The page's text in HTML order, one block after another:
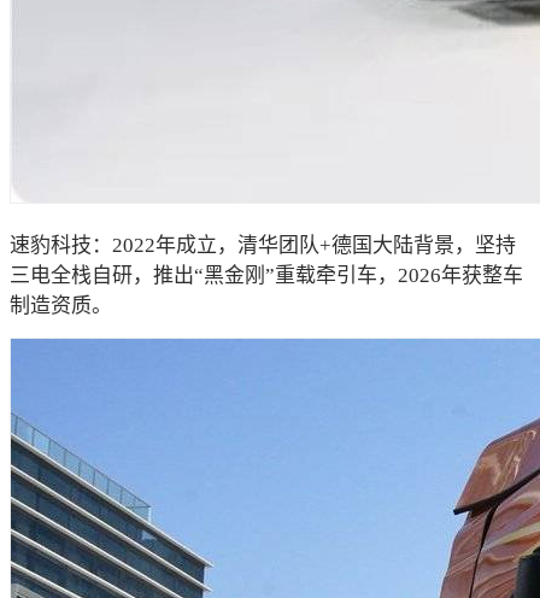
速豹科技：2022年成立，清华团队+德国大陆背景，坚持
三电全栈自研，推出“黑金刚”重载牵引车，2026年获整车
制造资质。